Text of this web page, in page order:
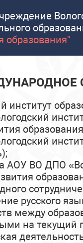
образования"
АОУ ВО ДПО
русского
между
на текущий